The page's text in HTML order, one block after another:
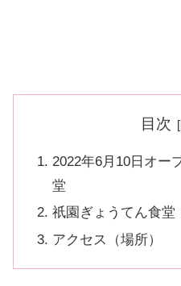
目次
2022年6月10日オー
堂
祇園ぎょうてん食堂
アクセス（場所）